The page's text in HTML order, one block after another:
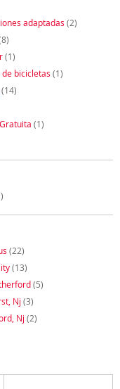
adaptadas (2)
(1)
bicicletas (1)
(14)
(1)
(22)
(13)
(5)
Nj (3)
Nj (2)